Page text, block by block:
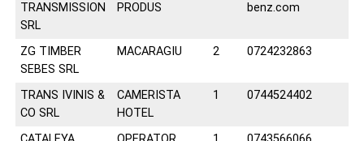
TRANSMISSION
SRL
PRODUS
benz.com
ZG TIMBER
SEBES SRL
MACARAGIU 2 0724232863
TRANS IVINIS &
CO SRL
CAMERISTA
HOTEL
1 0744524402